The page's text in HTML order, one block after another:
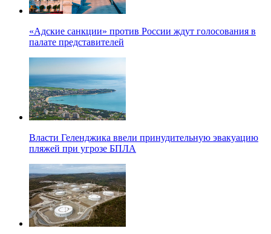
«Адские санкции» против России ждут голосования в
палате представителей
Власти Геленджика ввели принудительную эвакуацию
пляжей при угрозе БПЛА